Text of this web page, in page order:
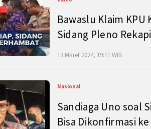
Bawaslu Klaim
Sidang Pleno
13 Maret 2024, 19:11 WIB
Nasional
Sandiaga Uno soal
Bisa Dikonfirmasi